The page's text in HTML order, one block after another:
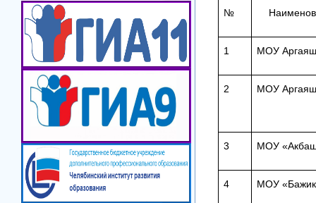
№
1 МОУ
2 МОУ
3 МОУ
4 МОУ